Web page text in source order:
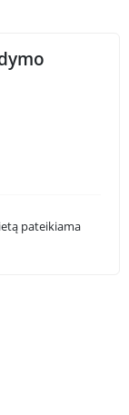
pateikiama